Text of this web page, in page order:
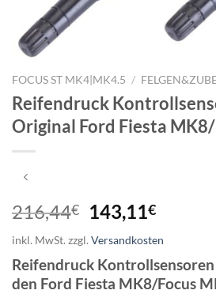
FOCUS ST MK4|MK4.5 /
Reifendruck
Original Ford Fiesta
216,44€
Ursprünglicher
Preis
war:
216,44€
143,11€
ist:
inkl. MwSt.zzgl.Versandkosten
Reifendruck
den Ford Fiesta MK8/Focus